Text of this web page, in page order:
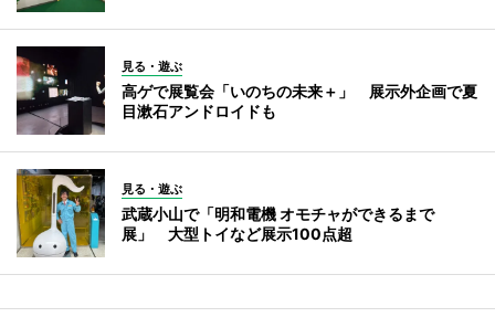
見る・遊ぶ
高ゲで展覧会「いのちの未来＋」 展示外企画で夏
目漱石アンドロイドも
見る・遊ぶ
武蔵小山で「明和電機 オモチャができるまで
展」 大型トイなど展示100点超